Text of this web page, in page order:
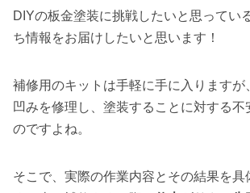
DIYの板金塗装に挑戦したいと思ってい
ち情報をお届けしたいと思います！
補修用のキットは手軽に手に入りますが
凹みを修理し、塗装することに対する不
のですよね。
そこで、実際の作業内容とその結果を具